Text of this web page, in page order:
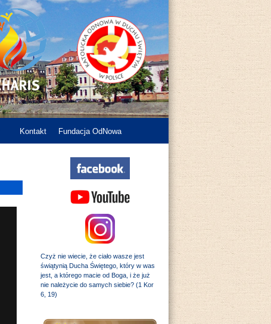
Kontakt Fundacja OdNowa
Czyż nie wiecie, że ciało wasze jest
świątynią Ducha Świętego, który w was
jest, a którego macie od Boga, i że już
nie należycie do samych siebie? (1 Kor
6, 19)